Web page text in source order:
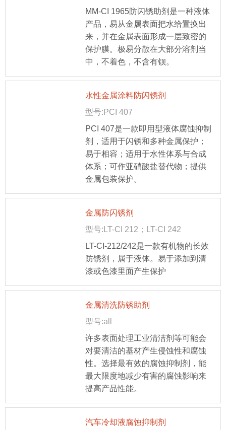
MM-CI 1965防闪锈助剂是一种液体
产品，易从金属表面把水给置换出
来，并在金属表面形成一层致密的
保护膜。极易分散在大部分溶剂当
中，不着色，不含有钡。
水性金属涂料防闪锈剂
型号:PCI 407
PCI 407是一款即用型液体腐蚀抑制
剂，适用于闪锈和多种金属保护；
易于相容；适用于水性体系与合成
体系；可作亚硝酸盐替代物；提供
金属包装保护。
金属防闪锈剂
型号:LT-CI 212；LT-CI 242
LT-CI-212/242是一款有机物的长效
防锈剂，属于液体。易于添加到清
漆或色漆里面产生保护
金属清洗防锈助剂
型号:all
许多表面处理工业清洁剂等可能会
对要清洁的基材产生侵蚀性和腐蚀
性。选择最有效的腐蚀抑制剂，能
最大限度地减少有害的腐蚀影响来
提高产品性能。
汽车冷却液腐蚀抑制剂